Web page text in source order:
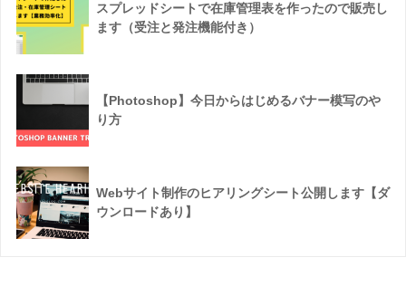
スプレッドシートで在庫管理表を作ったので販売し
ます（受注と発注機能付き）
【Photoshop】今日からはじめるバナー模写のや
り方
Webサイト制作のヒアリングシート公開します【ダ
ウンロードあり】